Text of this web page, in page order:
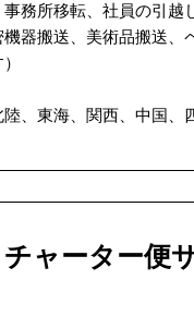
務所移転、社員の引越
器搬送、美術品搬送、
、東海、関西、中国、
ャーター便